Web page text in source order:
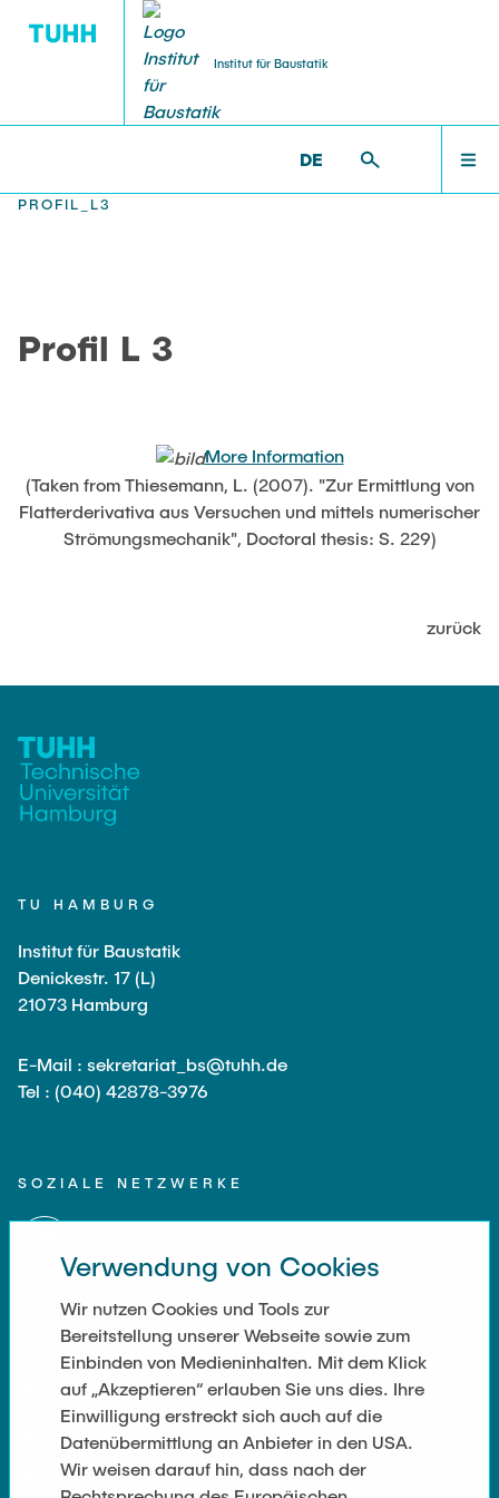
Institut für Baustatik
DE
LEHRE
JOBS
PROFIL_L3
Profil L 3
More Information
(Taken from Thiesemann, L. (2007). "Zur Ermittlung von
Flatterderivativa aus Versuchen und mittels numerischer
Strömungsmechanik", Doctoral thesis: S. 229)
zurück
TU HAMBURG
Institut für Baustatik
Denickestr. 17 (L)
21073 Hamburg
E-Mail : sekretariat_bs@tuhh.de
Tel : (040) 42878-3976
SOZIALE NETZWERKE
WEITERFÜHRENDE LINKS
Datenschutz
Impressum
Kontakt
Verwendung von Cookies
Wir nutzen Cookies und Tools zur
Bereitstellung unserer Webseite sowie zum
Einbinden von Medieninhalten. Mit dem Klick
auf „Akzeptieren“ erlauben Sie uns dies. Ihre
Einwilligung erstreckt sich auch auf die
Datenübermittlung an Anbieter in den USA.
Wir weisen darauf hin, dass nach der